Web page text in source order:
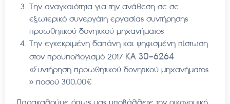
Την αναγκαιότητα για την ανάθεση σε σε
εξωτερικό συνεργάτη εργασίας συντήρησης
προωθητικού δονητικού μηχανήματος
Την εγκεκριμένη δαπάνη και ψηφισμένη πίστωση
στον προϋπολογισμό 2017 ΚΑ 30-6264
«Συντήρηση προωθητικού δονητικού μηχανήματος
» ποσού 300,00€